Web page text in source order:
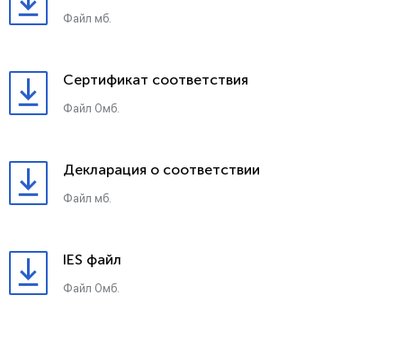
Файл мб.
Сертификат соответствия
Файл 0мб.
Декларация о соответствии
Файл мб.
IES файл
Файл 0мб.